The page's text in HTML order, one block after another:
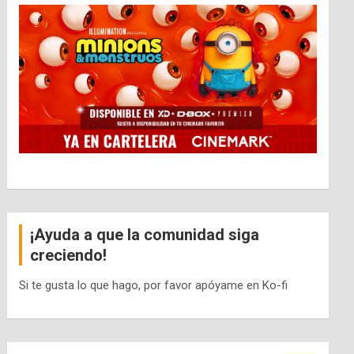
¡Ayuda a que la comunidad siga
creciendo!
Si te gusta lo que hago, por favor apóyame en Ko-fi